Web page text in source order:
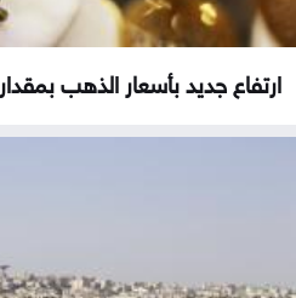
ارتفاع جديد بأسعار الذهب بمقدار 30 قرشًا...